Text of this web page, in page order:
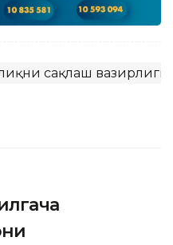
сақлаш вазирлиги